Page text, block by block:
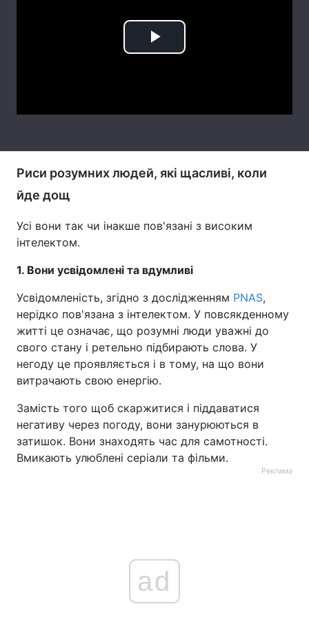
Вакансії
Тема оформлення
Play
Риси розумних людей, які щасливі, коли
йде дощ
Усі вони так чи інакше пов'язані з високим
інтелектом.
1. Вони усвідомлені та вдумливі
Усвідомленість, згідно з дослідженням PNAS,
нерідко пов'язана з інтелектом. У повсякденному
житті це означає, що розумні люди уважні до
свого стану і ретельно підбирають слова. У
негоду це проявляється і в тому, на що вони
витрачають свою енергію.
Замість того щоб скаржитися і піддаватися
негативу через погоду, вони занурюються в
затишок. Вони знаходять час для самотності.
Вмикають улюблені серіали та фільми.
Реклама
ad